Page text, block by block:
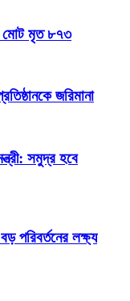
মোট মৃত ৮৭৩
জরিমানা
সমুদ্র হবে
পরিবর্তনের লক্ষ্য